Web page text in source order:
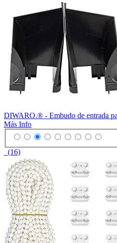
DIWARO.® - Embudo de entrada
Más Info
(16)